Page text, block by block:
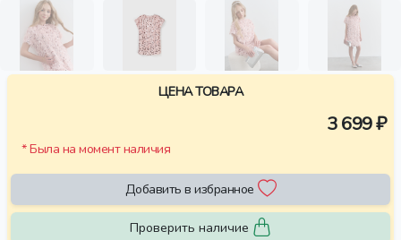
ЦЕНА ТОВАРА
3 699 ₽
* Была на момент наличия
Добавить в избранное
Проверить наличие